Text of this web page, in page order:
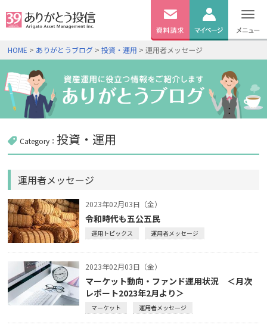
無料資料
請求
ログイン
HOME > ありがとうブログ >投資・運用 > 運用者メッセージ
Category：投資・運用
運用者メッセージ
2023年02月03日（金）
令和時代も五公五民
運用トピックス 運用者メッセージ
2023年02月03日（金）
マーケット動向・ファンド運用状況 ＜月次
レポート2023年2月より＞
マーケット 運用者メッセージ